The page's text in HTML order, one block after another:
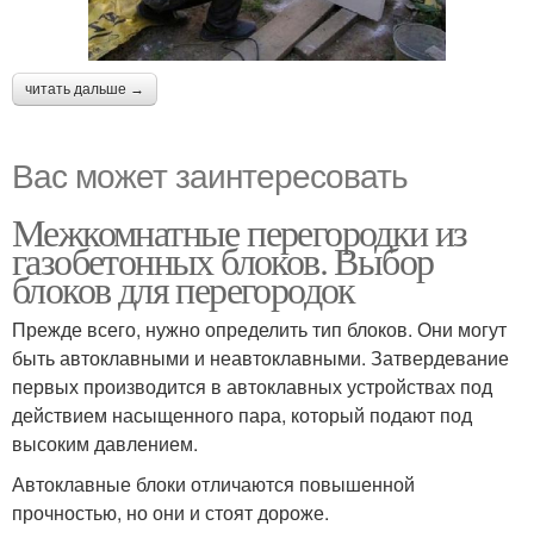
читать дальше →
Вас может заинтересовать
Межкомнатные перегородки из
газобетонных блоков. Выбор
блоков для перегородок
Прежде всего, нужно определить тип блоков. Они могут
быть автоклавными и неавтоклавными. Затвердевание
первых производится в автоклавных устройствах под
действием насыщенного пара, который подают под
высоким давлением.
Автоклавные блоки отличаются повышенной
прочностью, но они и стоят дороже.